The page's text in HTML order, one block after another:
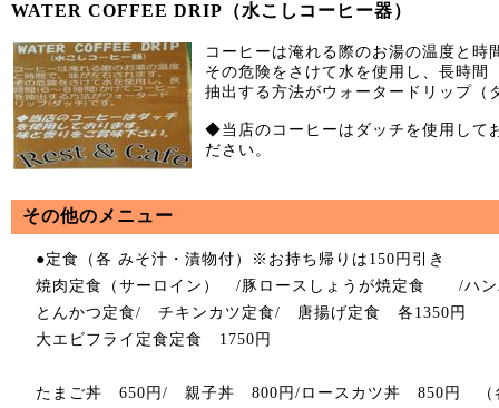
WATER COFFEE DRIP（水こしコーヒー器）
コーヒーは淹れる際のお湯の温度と時
その危険をさけて水を使用し、長時間
抽出する方法がウォータードリップ（
◆当店のコーヒーはダッチを使用して
ださい。
その他のメニュー
●定食（各 みそ汁・漬物付）※お持ち帰りは150円引き
焼肉定食（サーロイン） /豚ロースしょうが焼定食 /ハ
とんかつ定食/ チキンカツ定食/ 唐揚げ定食 各1350円
大エビフライ定食定食 1750円
たまご丼 650円/ 親子丼 800円/ロースカツ丼 850円 （